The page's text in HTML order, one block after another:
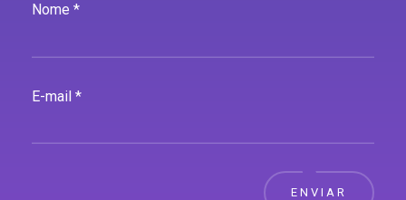
Nome *
E-mail *
ENVIAR